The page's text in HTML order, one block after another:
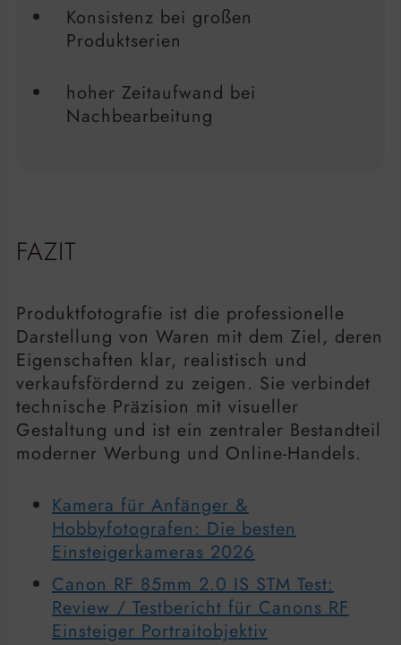
Konsistenz bei großen
Produktserien
hoher Zeitaufwand bei
Nachbearbeitung
FAZIT
Produktfotografie ist die professionelle
Darstellung von Waren mit dem Ziel, deren
Eigenschaften klar, realistisch und
verkaufsfördernd zu zeigen. Sie verbindet
technische Präzision mit visueller
Gestaltung und ist ein zentraler Bestandteil
moderner Werbung und Online-Handels.
Kamera für Anfänger &
Hobbyfotografen: Die besten
Einsteigerkameras 2026
Canon RF 85mm 2.0 IS STM Test:
Review / Testbericht für Canons RF
Einsteiger Portraitobjektiv